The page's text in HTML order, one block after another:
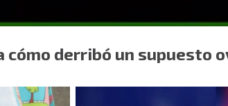
cómo derribó un supuesto